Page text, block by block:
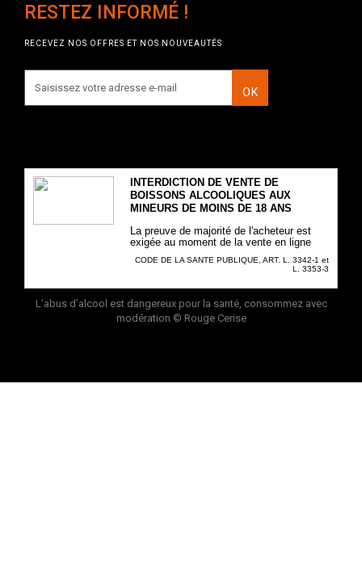
RESTEZ INFORMÉ !
RECEVEZ NOS OFFRES ET NOS NOUVEAUTÉS
OK
INTERDICTION DE VENTE DE
BOISSONS ALCOOLIQUES AUX
MINEURS DE MOINS DE 18 ANS
La preuve de majorité de l'acheteur est
exigée au moment de la vente en ligne
CODE DE LA SANTE PUBLIQUE, ART. L. 3342-1 et
L. 3353-3
L’abus d’alcool est dangereux pour la santé, consommez avec
modération © Rouge Cerise